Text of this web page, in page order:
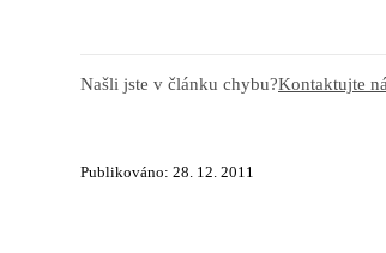
Našli jste v článku chybu?Kontaktujte
Publikováno: 28. 12. 2011